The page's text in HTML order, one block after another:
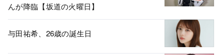
んが降臨【坂道の火曜日】
与田祐希、26歳の誕生日